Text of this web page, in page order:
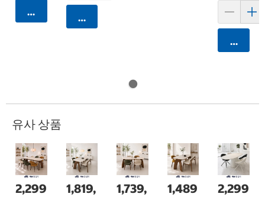
카트에 담기 카트에 담기
카트에
유사 상품
2,299
1,819,
1,739,
1,489
2,299